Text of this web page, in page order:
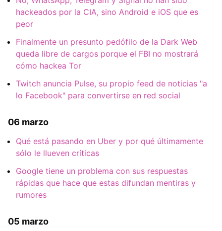
hackeados por la CIA, sino Android e iOS que es
peor
Finalmente un presunto pedófilo de la Dark Web
queda libre de cargos porque el FBI no mostrará
cómo hackea Tor
Twitch anuncia Pulse, su propio feed de noticias "a
lo Facebook" para convertirse en red social
06 marzo
Qué está pasando en Uber y por qué últimamente
sólo le llueven críticas
Google tiene un problema con sus respuestas
rápidas que hace que estas difundan mentiras y
rumores
05 marzo